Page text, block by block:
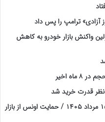
امروز ۱۵ مرداد ۱۴۰۵ / اولین واکنش بازار خودرو به کاهش
اخیر
نظر قدرت خرید شد
پیش‌ بینی قیمت طلا و سکه پنجشنبه ۱۵ مرداد ۱۴۰۵ / حمایت اونس از بازار